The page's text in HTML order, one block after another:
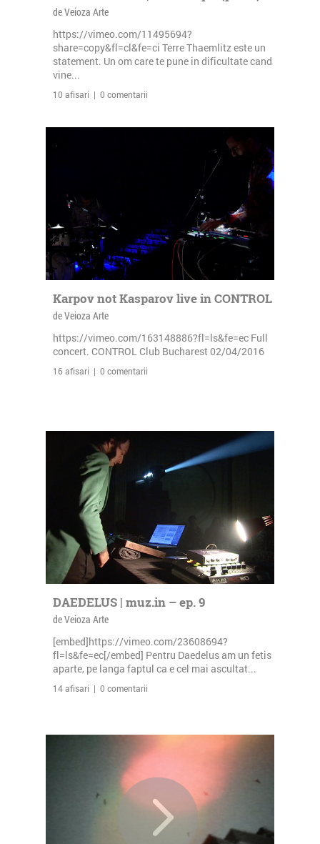
de Veioza Arte
https://vimeo.com/11495694?
share=copy&fl=cl&fe=ci Terre Thaemlitz este un
statement. Un om care te pune in dificultate cand
vine...
10 afisari | 0 comentarii
Karpov not Kasparov live in CONTROL
de Veioza Arte
https://vimeo.com/163148886?fl=ls&fe=ec Full
concert. CONTROL Club Bucharest 02/04/2016
16 afisari | 0 comentarii
DAEDELUS | muz.in – ep. 9
de Veioza Arte
[embed]https://vimeo.com/23608694?
fl=ls&fe=ec[/embed] Pentru Daedelus am un fetis
aparte, pe langa faptul ca e cel mai ascultat...
14 afisari | 0 comentarii